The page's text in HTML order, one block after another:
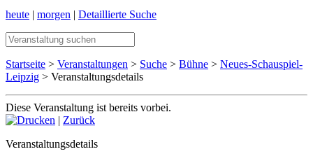
heute | morgen | Detaillierte Suche
Startseite > Veranstaltungen > Suche > Bühne > Neues-Schauspiel-
Leipzig > Veranstaltungsdetails
Diese Veranstaltung ist bereits vorbei.
| Zurück
Veranstaltungsdetails